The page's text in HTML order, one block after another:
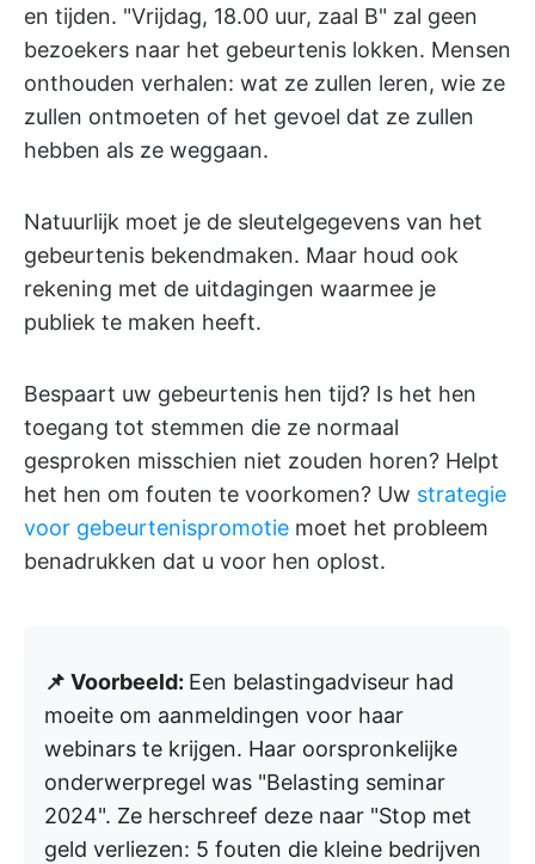
en tijden. "Vrijdag, 18.00 uur, zaal B" zal geen
bezoekers naar het gebeurtenis lokken. Mensen
onthouden verhalen: wat ze zullen leren, wie ze
zullen ontmoeten of het gevoel dat ze zullen
hebben als ze weggaan.
Natuurlijk moet je de sleutelgegevens van het
gebeurtenis bekendmaken. Maar houd ook
rekening met de uitdagingen waarmee je
publiek te maken heeft.
Bespaart uw gebeurtenis hen tijd? Is het hen
toegang tot stemmen die ze normaal
gesproken misschien niet zouden horen? Helpt
het hen om fouten te voorkomen? Uw strategie
voor gebeurtenispromotie moet het probleem
benadrukken dat u voor hen oplost.
📌 Voorbeeld: Een belastingadviseur had
moeite om aanmeldingen voor haar
webinars te krijgen. Haar oorspronkelijke
onderwerpregel was "Belasting seminar
2024". Ze herschreef deze naar "Stop met
geld verliezen: 5 fouten die kleine bedrijven